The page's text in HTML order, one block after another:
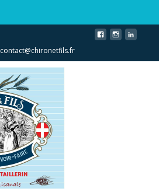
contact@chironetfils.fr